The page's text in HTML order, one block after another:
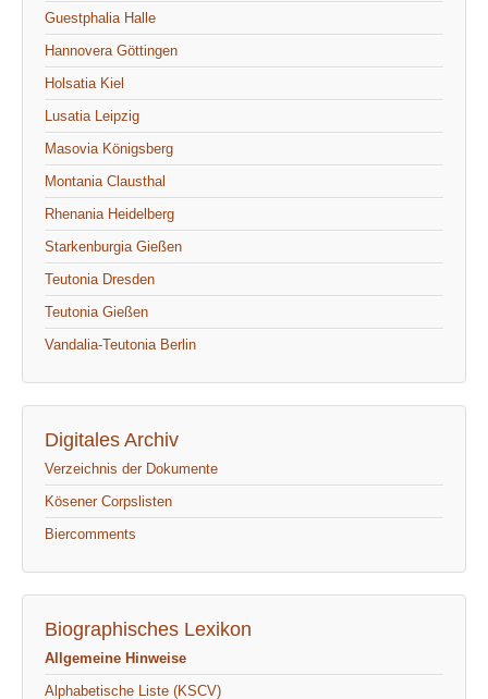
Guestphalia Halle
Hannovera Göttingen
Holsatia Kiel
Lusatia Leipzig
Masovia Königsberg
Montania Clausthal
Rhenania Heidelberg
Starkenburgia Gießen
Teutonia Dresden
Teutonia Gießen
Vandalia-Teutonia Berlin
Digitales Archiv
Verzeichnis der Dokumente
Kösener Corpslisten
Biercomments
Biographisches Lexikon
Allgemeine Hinweise
Alphabetische Liste (KSCV)